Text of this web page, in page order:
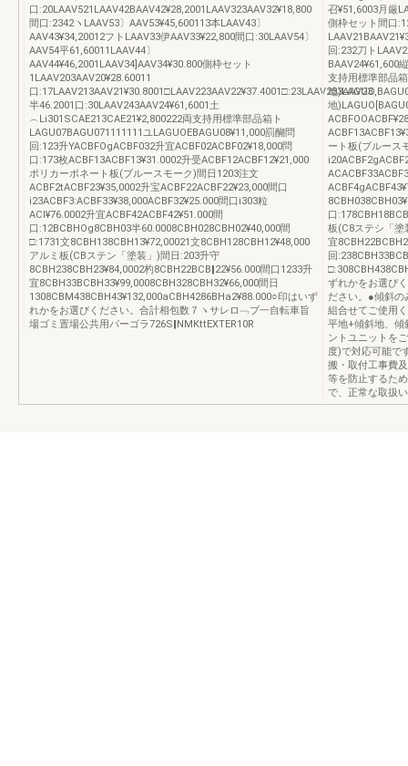
口:20LAAV521LAAV42BAAV42¥28,2001LAAV323AAV32¥18,800
間口:2342ヽLAAV53〕AAV53¥45,600113本LAAV43〕
AAV43¥34,20012フトLAAV33伊AAV33¥22,800間口:30LAAV54〕
AAV54平61,60011LAAV44〕
AAV44¥46,2001LAAV34]AAV34¥30.800側枠セット
1LAAV203AAV20¥28.60011
口:17LAAV213AAV21¥30.8001□LAAV223AAV22¥37.4001□:23LAAV233AAV23
半46.2001口:30LAAV243AAV24¥61,6001土
︵Li301SCAE213CAE21¥2,800222両支持用標準部品箱ト
LAGU07BAGU071111111ユLAGUOEBAGU08¥11,000罰醐問
回:123升YACBFOgACBF032升宜ACBF02ACBF02¥18,000問
口:173枚ACBF13ACBF13¥31.0002升受ACBF12ACBF12¥21,000
ポリカーボネート板(ブルースモーク)間日1203注文
ACBF2tACBF23¥35,0002升宝ACBF22ACBF22¥23,000間口
i23ACBF3:ACBF33¥38,000ACBF32¥25.000間口i303粒
ACI¥76.0002升宜ACBF42ACBF42¥51.000間
口:12BCBHOg8CBH03半60.0008CBH028CBH02¥40,000間
□:1731文8CBH138CBH13¥72,00021文8CBH128CBH12¥48,000
アルミ板(CBステン「塗装」)間日:203升守
8CBH238CBH23¥84,0002杓8CBH22BCB‖22¥56.000間口1233升
宜8CBH33BCBH33¥99,0008CBH328CBH32¥66,000間日
1308CBM438CBH43¥132,000aCBH4286BHa2¥88.000○印はいず
れかをお選びください。合計相包数７ヽサレロ﹁ブ一自転車旨
場ゴミ置場公共用パーゴラ726S‖NMKttEXTER10R
召¥51,6003月厳
側枠セット間口
回:232刀ト
BAAV24¥61,600
支持用標準部品
地
地
ート板(ブルース
口
板(C8ステシ「塗
宜
回
ずれかをお選ぴ
ださい。●傾斜の
組合せてご使用
平地+傾斜地、傾
ントユニットを
度)で対応可能で
搬・取付工事費
等を防止するた
で、正常な取扱